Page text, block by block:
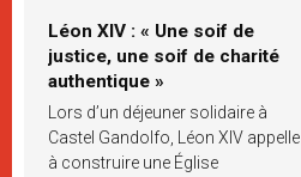
Léon XIV : « Une soif de
justice, une soif de charité
authentique »
Lors d’un déjeuner solidaire à
Castel Gandolfo, Léon XIV appelle
à construire une Église